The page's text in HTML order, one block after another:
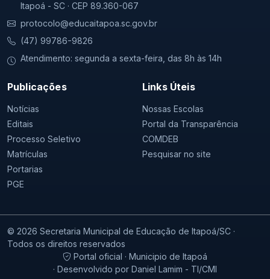
Itapoá - SC · CEP 89.360-067
protocolo@educaitapoa.sc.gov.br
(47) 99786-9826
Atendimento: segunda a sexta-feira, das 8h às 14h
Publicações
Notícias
Editais
Processo Seletivo
Matrículas
Portarias
PGE
Links Úteis
Nossas Escolas
Portal da Transparência
COMDEB
Pesquisar no site
© 2026 Secretaria Municipal de Educação de Itapoá/SC ·
Todos os direitos reservados
Portal oficial · Municipio de Itapoá
· Desenvolvido por Daniel Lamim - TI/CMI